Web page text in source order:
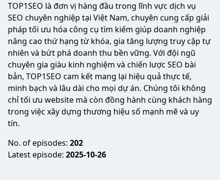
TOP1SEO là đơn vị hàng đầu trong lĩnh vực dịch vụ
SEO chuyên nghiệp tại Việt Nam, chuyên cung cấp giải
pháp tối ưu hóa công cụ tìm kiếm giúp doanh nghiệp
nâng cao thứ hạng từ khóa, gia tăng lượng truy cập tự
nhiên và bứt phá doanh thu bền vững. Với đội ngũ
chuyên gia giàu kinh nghiệm và chiến lược SEO bài
bản, TOP1SEO cam kết mang lại hiệu quả thực tế,
minh bạch và lâu dài cho mọi dự án. Chúng tôi không
chỉ tối ưu website mà còn đồng hành cùng khách hàng
trong việc xây dựng thương hiệu số mạnh mẽ và uy
tín.
No. of episodes: 202
Latest episode: 2025-10-26